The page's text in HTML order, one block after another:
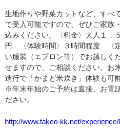
生地作りや野菜カットなど、すべ
で受入可能ですので、ぜひご家族
込みください。〈料金〉大人１，
円 〈体験時間〉３時間程度 〈
い服装（エプロン等）でお越しく
せますので、ご相談ください。お
進行で「かまど米炊き」体験も可
※年末年始のご予約は直接、お電
ださい。
http://www.takeo-kk.net/